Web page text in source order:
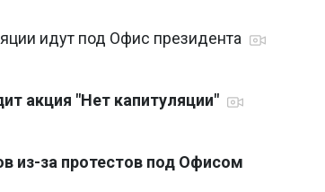
идут под Офис президента
акция "Нет капитуляции"
из-за протестов под Офисом